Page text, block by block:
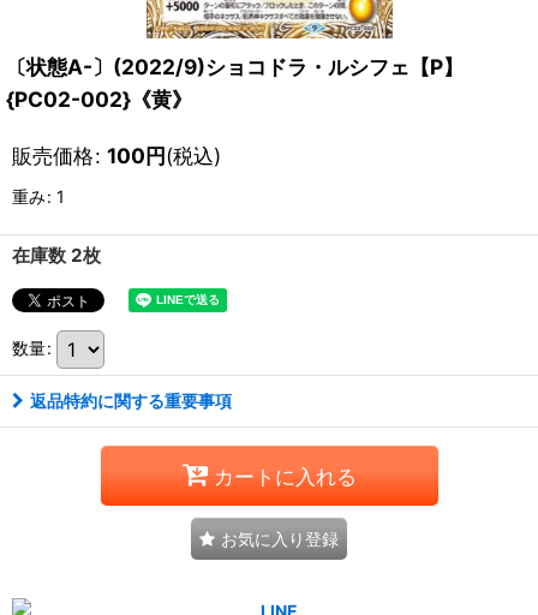
〔状態A-〕(2022/9)ショコドラ・ルシフェ【P】
{PC02-002}《黄》
販売価格: 100円(税込)
重み: 1
在庫数 2枚
数量:
返品特約に関する重要事項
カートに入れる
お気に入り登録